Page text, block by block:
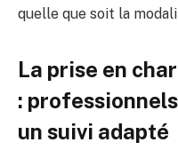
quelle que soit la
La prise en
:
un suivi adapté